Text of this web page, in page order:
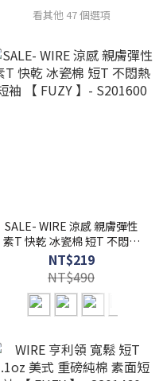
看其他 47 個選項
SALE- WIRE 涼感 親膚彈性
素T 快乾 冰瓷棉 短T 不悶熱
短袖 【 FUZY 】- S201600
NT$219
NT$490